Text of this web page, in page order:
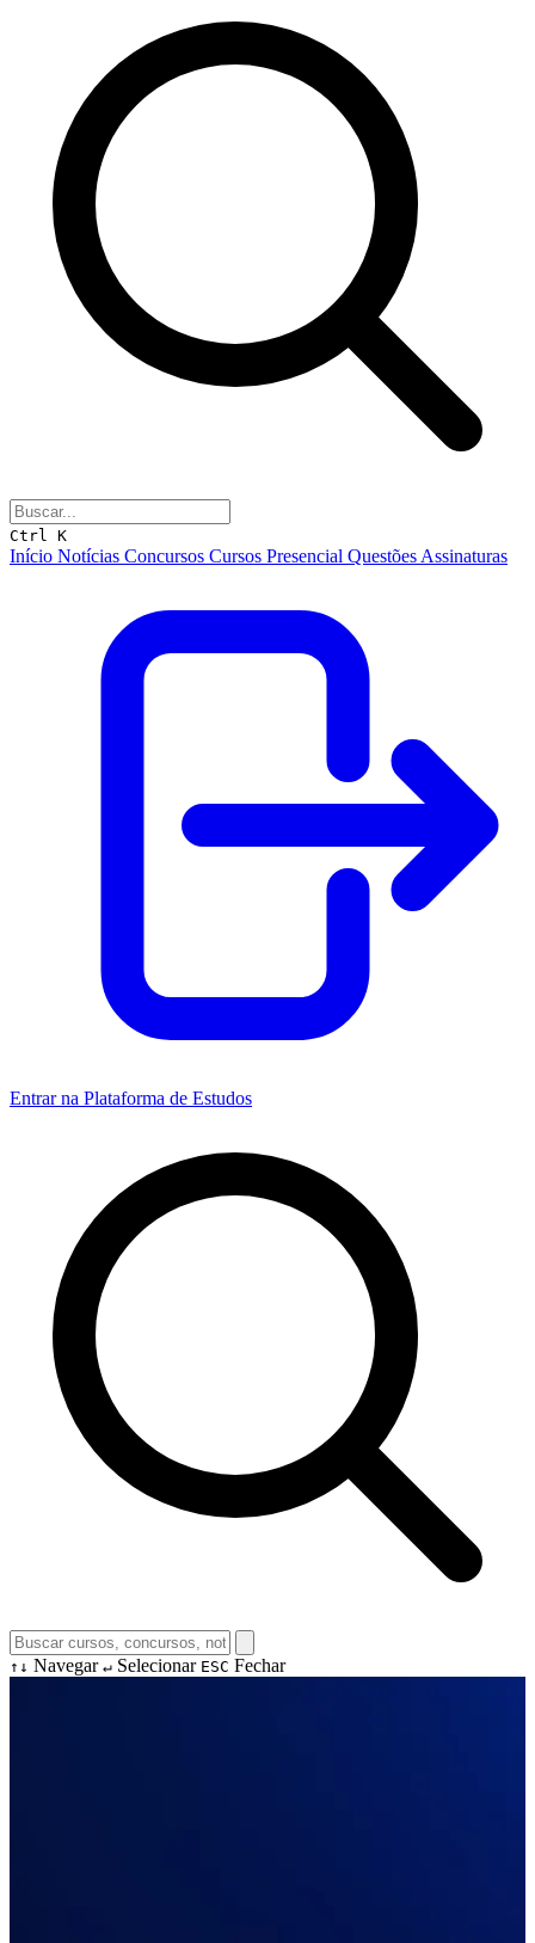
Ctrl K
Início Notícias Concursos Cursos Presencial Questões Assinaturas
Entrar na Plataforma de Estudos
↑↓ Navegar ↵ Selecionar ESC Fechar